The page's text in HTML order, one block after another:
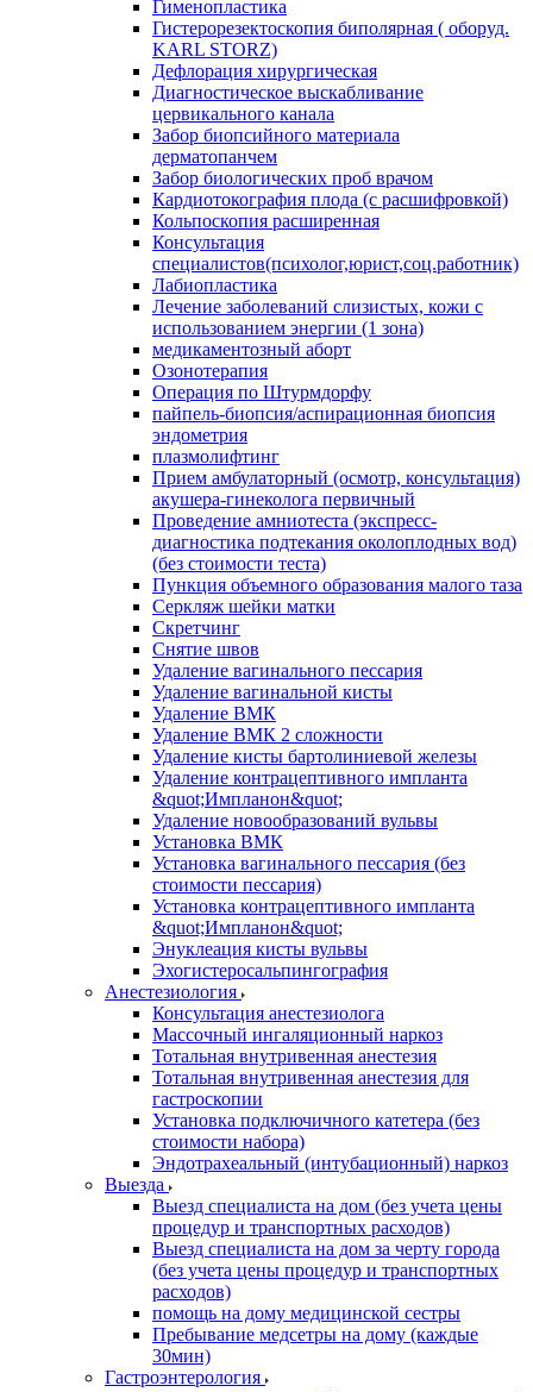
Гименопластика
Гистерорезектоскопия биполярная ( оборуд.
KARL STORZ)
Дефлорация хирургическая
Диагностическое выскабливание
цервикального канала
Забор биопсийного материала
дерматопанчем
Забор биологических проб врачом
Кардиотокография плода (с расшифровкой)
Кольпоскопия расширенная
Консультация
специалистов(психолог,юрист,соц.работник)
Лабиопластика
Лечение заболеваний слизистых, кожи с
использованием энергии (1 зона)
медикаментозный аборт
Озонотерапия
Операция по Штурмдорфу
пайпель-биопсия/аспирационная биопсия
эндометрия
плазмолифтинг
Прием амбулаторный (осмотр, консультация)
акушера-гинеколога первичный
Проведение амниотеста (экспресс-
диагностика подтекания околоплодных вод)
(без стоимости теста)
Пункция объемного образования малого таза
Серкляж шейки матки
Скретчинг
Снятие швов
Удаление вагинального пессария
Удаление вагинальной кисты
Удаление ВМК
Удаление ВМК 2 сложности
Удаление кисты бартолиниевой железы
Удаление контрацептивного импланта
&quot;Импланон&quot;
Удаление новообразований вульвы
Установка ВМК
Установка вагинального пессария (без
стоимости пессария)
Установка контрацептивного импланта
&quot;Импланон&quot;
Энуклеация кисты вульвы
Эхогистеросальпингография
Анестезиология
Консультация анестезиолога
Массочный ингаляционный наркоз
Тотальная внутривенная анестезия
Тотальная внутривенная анестезия для
гастроскопии
Установка подключичного катетера (без
стоимости набора)
Эндотрахеальный (интубационный) наркоз
Выезда
Выезд специалиста на дом (без учета цены
процедур и транспортных расходов)
Выезд специалиста на дом за черту города
(без учета цены процедур и транспортных
расходов)
помощь на дому медицинской сестры
Пребывание медсетры на дому (каждые
30мин)
Гастроэнтерология